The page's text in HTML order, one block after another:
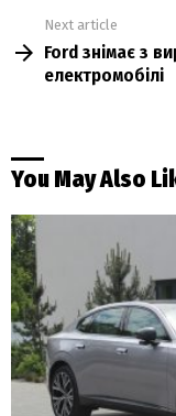
Next article
Ford знімає з
електромобілі
You May Also